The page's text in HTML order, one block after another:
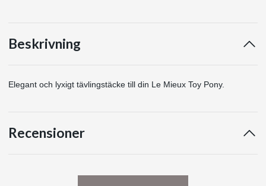
Beskrivning
Elegant och lyxigt tävlingstäcke till din Le Mieux Toy Pony.
Recensioner